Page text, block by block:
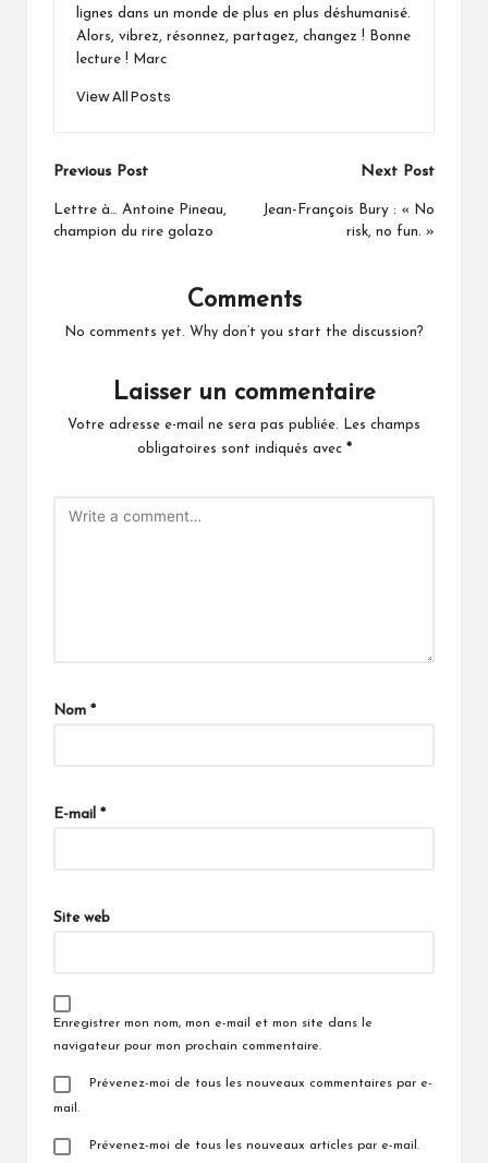
lignes dans un monde de plus en plus déshumanisé.
Alors, vibrez, résonnez, partagez, changez ! Bonne
lecture ! Marc
View All Posts
Post
navigation
Previous Post
Lettre à… Antoine Pineau,
champion du rire golazo
Next Post
Jean-François Bury : « No
risk, no fun. »
Comments
No comments yet. Why don’t you start the discussion?
Laisser un commentaire
Votre adresse e-mail ne sera pas publiée.
Les champs
obligatoires sont indiqués avec *
Nom *
E-mail *
Site web
Enregistrer mon nom, mon e-mail et mon site dans le
navigateur pour mon prochain commentaire.
Prévenez-moi de tous les nouveaux commentaires par e-
mail.
Prévenez-moi de tous les nouveaux articles par e-mail.